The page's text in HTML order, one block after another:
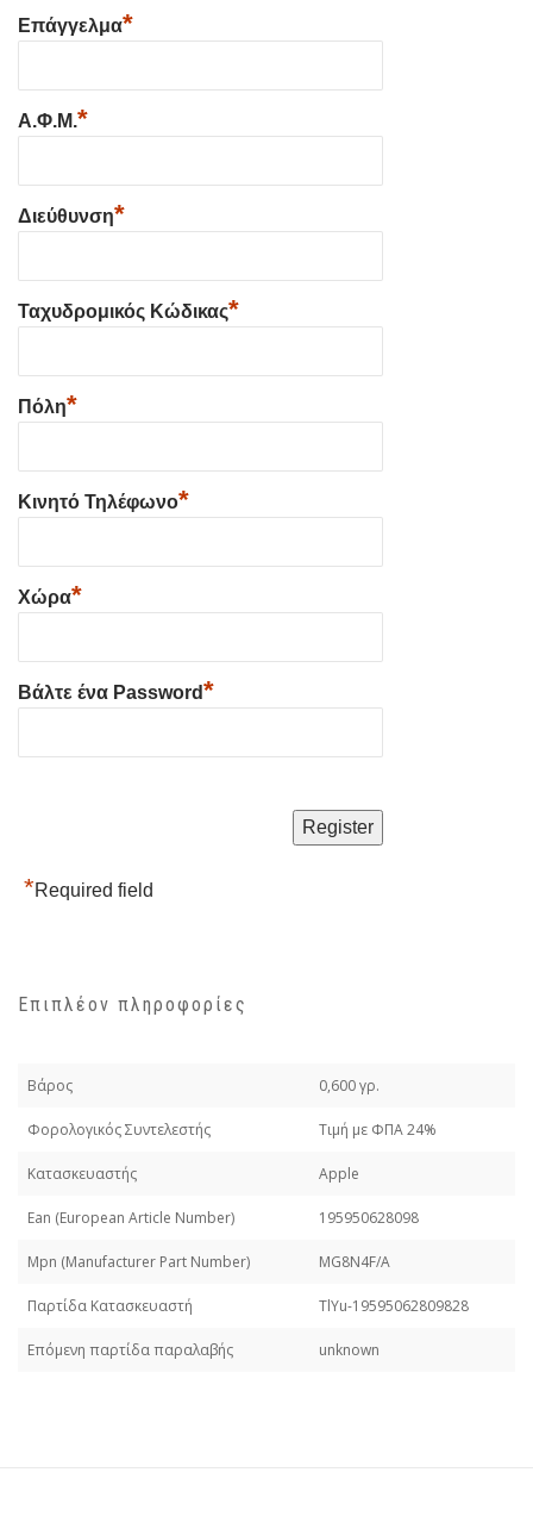
Επάγγελμα*
Α.Φ.Μ.*
Διεύθυνση*
Ταχυδρομικός Κώδικας*
Πόλη*
Κινητό Τηλέφωνο*
Χώρα*
Βάλτε ένα Password*
*Required field
Επιπλέον πληροφορίες
Βάρος 0,600 γρ.
Φορολογικός Συντελεστής Τιμή με ΦΠΑ 24%
Κατασκευαστής Apple
Εan (European Article Number) 195950628098
Mpn (Manufacturer Part Number) MG8N4F/A
Παρτίδα Κατασκευαστή TlYu-19595062809828
Επόμενη παρτίδα παραλαβής unknown